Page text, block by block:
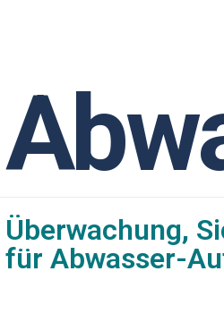
Abw
Überwachung,
für Abwasser-